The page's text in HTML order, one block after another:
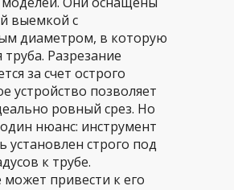
выемкой с
диаметром, в которую
Разрезание
за счет острого
устройство позволяет
ровный срез. Но
нюанс: инструмент
установлен строго под
к трубе.
привести к его